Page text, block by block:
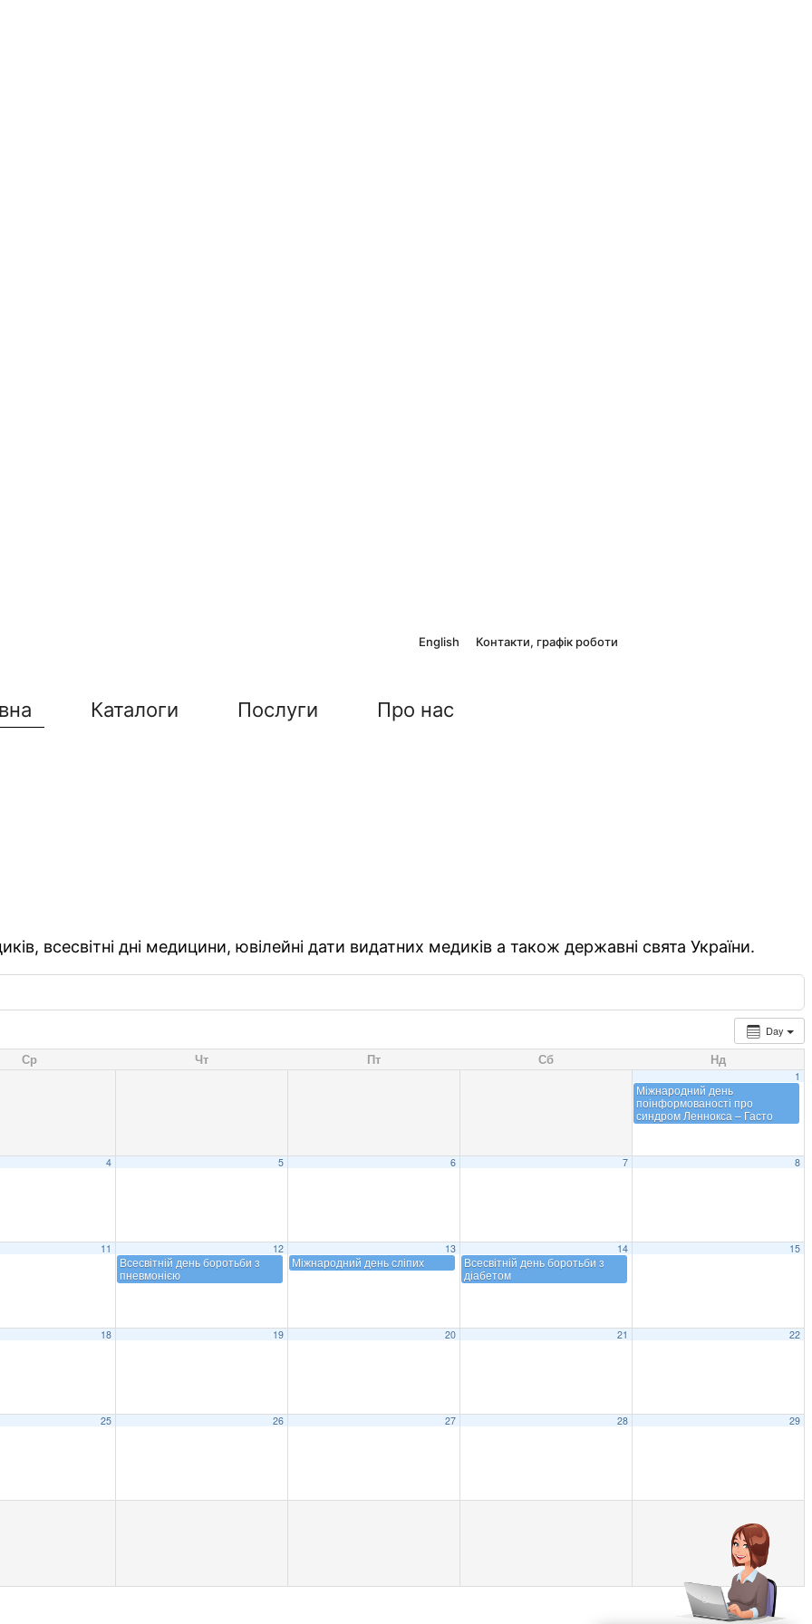
English Контакти, графік роботи
Каталоги Послуги Про нас
всесвітні дні медицини, ювілейні дати видатних медиків а також державні свята України.
Day
Ср Чт Пт Сб Нд
1
Міжнародний день
поінформованості про
синдром Леннокса – Гасто
4 5 6 7 8
11 12
Всесвітній день боротьби з
пневмонією
13
Міжнародний день сліпих
14
Всесвітній день боротьби з
діабетом
15
18 19 20 21 22
25 26 27 28 29